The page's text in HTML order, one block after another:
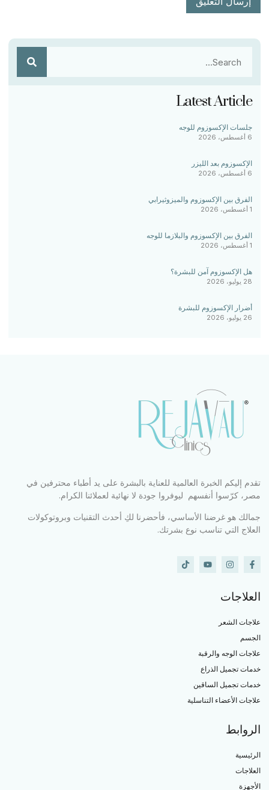
Latest Article
جلسات الإكسوزوم للوجه
6 أغسطس، 2026
الإكسوزوم بعد الليزر
6 أغسطس، 2026
الفرق بين الإكسوزوم والميزوثيرابي
1 أغسطس، 2026
الفرق بين الإكسوزوم والبلازما للوجه
1 أغسطس، 2026
هل الإكسوزوم آمن للبشرة؟
28 يوليو، 2026
أضرار الإكسوزوم للبشرة
26 يوليو، 2026
تقدم إليكم الخبرة العالمية للعناية بالبشرة على يد أطباء محترفين في
مصر، كرّسوا أنفسهم ليوفروا جودة لا نهائية لعملائنا الكرام.
جمالك هو غرضنا الأساسي، فأحضرنا لكِ أحدث التقنيات وبروتوكولات
العلاج التي تناسب نوع بشرتك.
العلاجات
علاجات الشعر
الجسم
علاجات الوجه والرقبة
خدمات تجميل الذراع
خدمات تجميل الساقين
علاجات الأعضاء التناسلية
الروابط
الرئيسية
العلاجات
الأجهزة